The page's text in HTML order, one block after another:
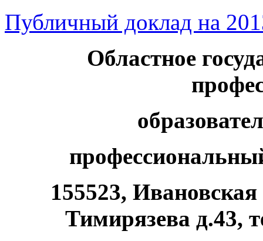
Публичный доклад на
Областное
155523,
Тимирязева д.43,